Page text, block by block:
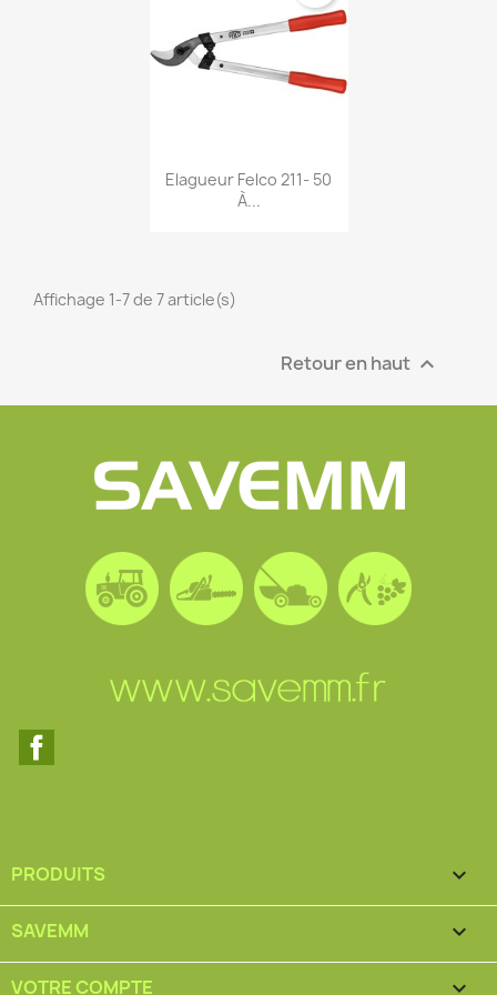
Aperçu rapide
Elagueur Felco 211- 50
À...
Affichage 1-7 de 7 article(s)
Retour en haut 
PRODUITS 
SAVEMM 
VOTRE COMPTE 